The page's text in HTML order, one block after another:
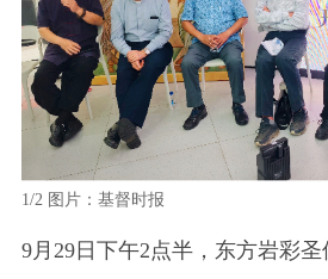
1/2图片：基督时报
9月29日下午2点半，东方岩彩